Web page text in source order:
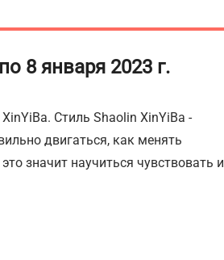
8 января 2023 г.
Стиль Shaolin XinYiBa -
двигаться, как менять
значит научиться чувствовать и